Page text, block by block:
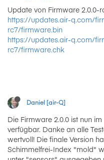
Update von Firmware
https://updates.air-q.com/
rc7/firmware.bin
https://updates.air-q.com/
rc7/firmware.chk
Daniel [air-Q]
Die Firmware 2.0.0 ist nun
verfügbar. Danke an alle
wertvoll! Die finale Version
Schimmelfrei-Index "mold"